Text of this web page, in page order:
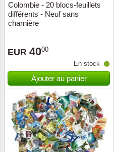
Colombie - 20 blocs-feuillets
différents - Neuf sans
charnière
EUR 4000
En stock
Ajouter au panier